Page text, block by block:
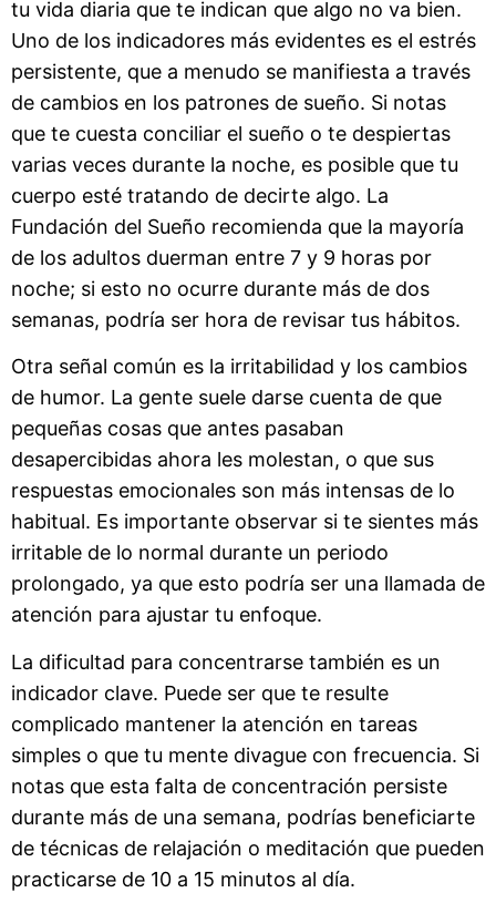
tu vida diaria que te indican que algo no va bien.
Uno de los indicadores más evidentes es el estrés
persistente, que a menudo se manifiesta a través
de cambios en los patrones de sueño. Si notas
que te cuesta conciliar el sueño o te despiertas
varias veces durante la noche, es posible que tu
cuerpo esté tratando de decirte algo. La
Fundación del Sueño recomienda que la mayoría
de los adultos duerman entre 7 y 9 horas por
noche; si esto no ocurre durante más de dos
semanas, podría ser hora de revisar tus hábitos.
Otra señal común es la irritabilidad y los cambios
de humor. La gente suele darse cuenta de que
pequeñas cosas que antes pasaban
desapercibidas ahora les molestan, o que sus
respuestas emocionales son más intensas de lo
habitual. Es importante observar si te sientes más
irritable de lo normal durante un periodo
prolongado, ya que esto podría ser una llamada de
atención para ajustar tu enfoque.
La dificultad para concentrarse también es un
indicador clave. Puede ser que te resulte
complicado mantener la atención en tareas
simples o que tu mente divague con frecuencia. Si
notas que esta falta de concentración persiste
durante más de una semana, podrías beneficiarte
de técnicas de relajación o meditación que pueden
practicarse de 10 a 15 minutos al día.